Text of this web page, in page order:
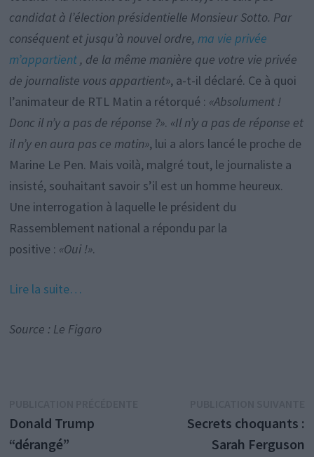
candidat à l’élection présidentielle Monsieur Sotto. Par
conséquent et jusqu’à nouvel ordre, ma vie privée
m’appartient , de la même manière que votre vie privée
de journaliste vous appartient», a-t-il déclaré. Ce à quoi
l’animateur de RTL Matin a rétorqué : «Absolument !
Donc il n’y a pas de réponse ?». «Il n’y a pas de réponse et
il n’y en aura pas ce matin», lui a alors lancé le proche de
Marine Le Pen. Mais voilà, malgré tout, le journaliste a
insisté, souhaitant savoir s’il est un homme heureux.
Une interrogation à laquelle le président du
Rassemblement national a répondu par la
positive : «Oui !».
Lire la suite…
Source : Le Figaro
de
précédente :
Donald Trump
“dérangé”
Secrets choquants :
Sarah Ferguson